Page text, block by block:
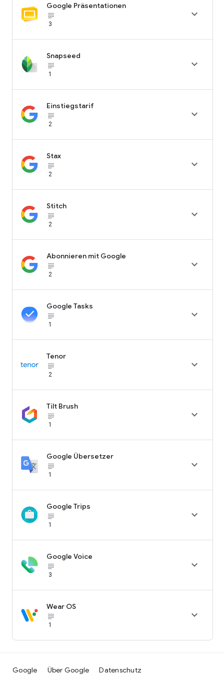
Google Präsentationen
subject_black
3

Snapseed
subject_black
1

Einstiegstarif
subject_black
2

Stax
subject_black
2

Stitch
subject_black
2

Abonnieren mit Google
subject_black
2

Google Tasks
subject_black
1

Tenor
subject_black
2

Tilt Brush
subject_black
1

Google Übersetzer
subject_black
1

Google Trips
subject_black
1

Google Voice
subject_black
3

Wear OS
subject_black
1

Google Über Google Datenschutz